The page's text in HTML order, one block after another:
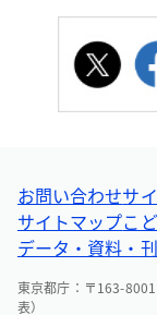
お問い合わせサ
サイトマップこ
データ・資料・
東京都庁：〒163-
表）